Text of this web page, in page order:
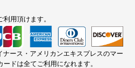
用頂けます。
ース・アメリカンエキスプレスのマー
ドは全てご利用になれます。